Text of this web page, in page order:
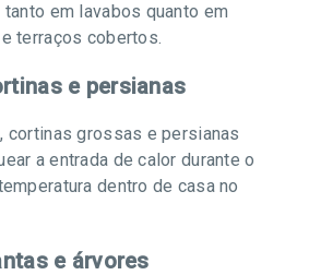
em lavabos quanto em
terraços cobertos.
e persianas
cortinas grossas e persianas
a entrada de calor durante o
dentro de casa no
e árvores